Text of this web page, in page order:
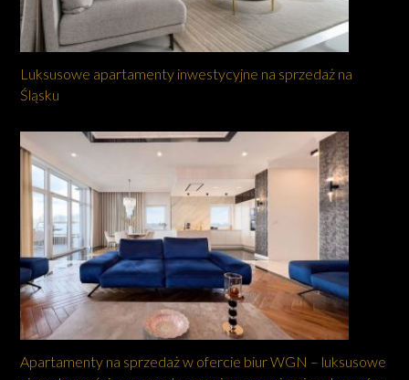
Luksusowe apartamenty inwestycyjne na sprzedaż na
Śląsku
Apartamenty na sprzedaż w ofercie biur WGN – luksusowe